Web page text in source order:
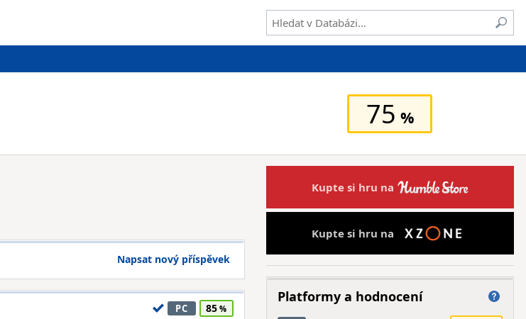
75
Napsat nový příspěvek
PC 85
Kupte si hru na
Kupte si hru na
Platformy a hodnocení